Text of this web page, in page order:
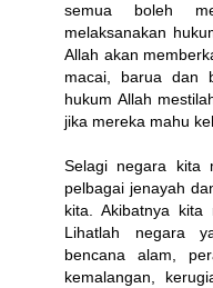
semua boleh
melaksanakan
Allah akan
macai, barua dan
hukum Allah
jika mereka mahu
Selagi negara kita
pelbagai jenayah
kita. Akibatnya kita
Lihatlah negara
bencana alam,
kemalangan,